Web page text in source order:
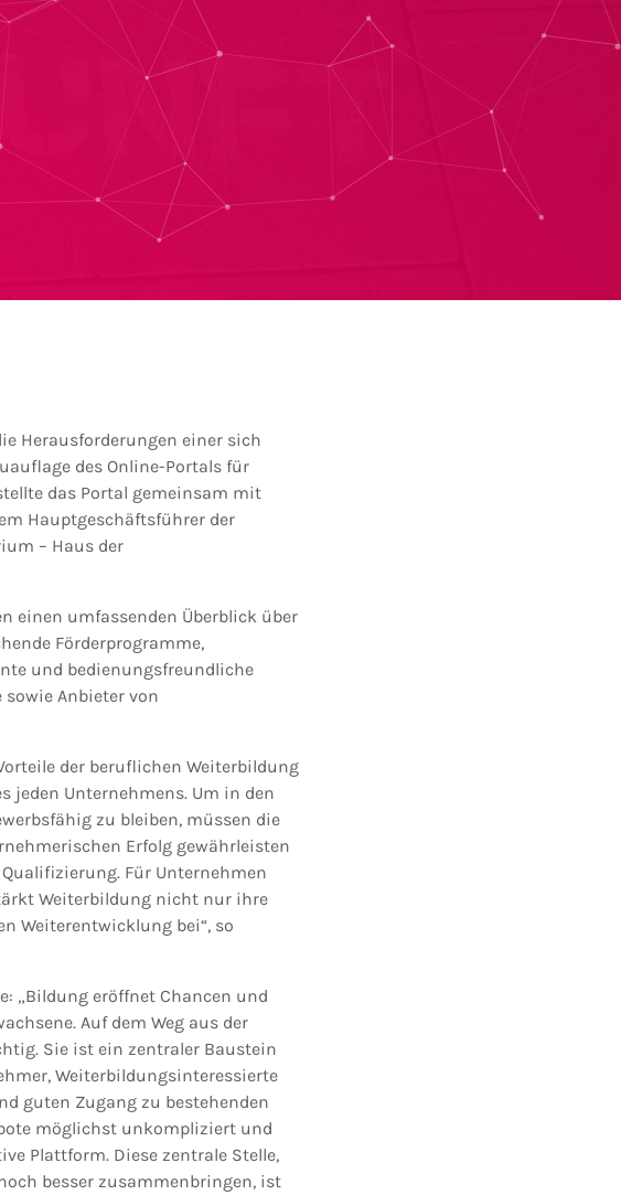
Herausforderungen einer sich
des Online-Portals für
das Portal gemeinsam mit
Hauptgeschäftsführer der
– Haus der
einen umfassenden Überblick über
Förderprogramme,
und bedienungsfreundliche
Anbieter von
der beruflichen Weiterbildung
jeden Unternehmens. Um in den
zu bleiben, müssen die
Erfolg gewährleisten
Für Unternehmen
Weiterbildung nicht nur ihre
Weiterentwicklung bei“, so
„Bildung eröffnet Chancen und
Auf dem Weg aus der
Sie ist ein zentraler Baustein
Weiterbildungsinteressierte
guten Zugang zu bestehenden
möglichst unkompliziert und
Plattform. Diese zentrale Stelle,
besser zusammenbringen, ist